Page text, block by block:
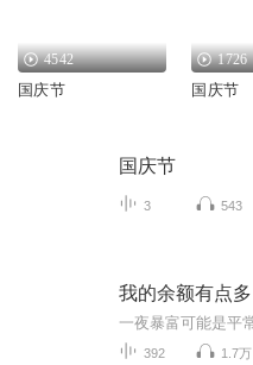
4542
国庆节
1726
国庆节
国庆节
3 543
我的余额有点多
392 1.7万